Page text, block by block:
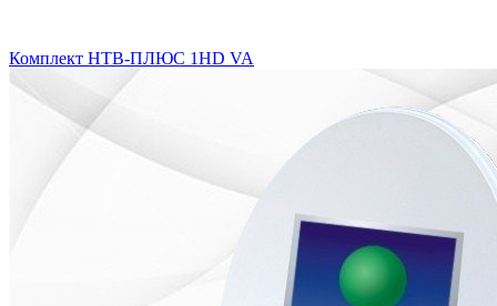
Комплект НТВ-ПЛЮС 1HD VA